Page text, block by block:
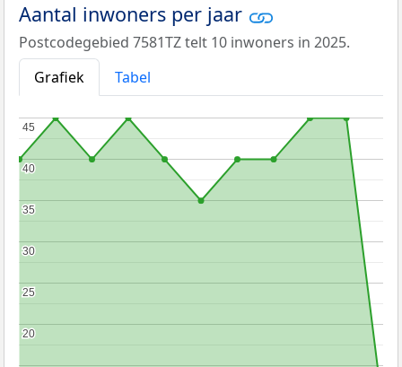
Aantal inwoners per jaar
Postcodegebied 7581TZ telt 10 inwoners in 2025.
Grafiek
Tabel
20
20
25
25
30
30
35
35
40
40
45
45